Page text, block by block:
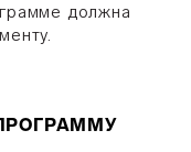
должна